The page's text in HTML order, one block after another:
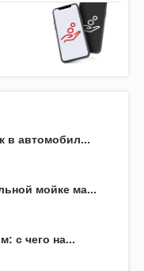
в автомобил...
мойке ма...
с чего на...